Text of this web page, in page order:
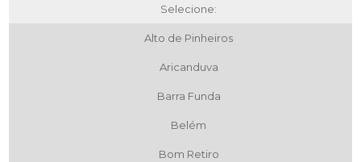
Selecione:
Alto de Pinheiros
Aricanduva
Barra Funda
Belém
Bom Retiro